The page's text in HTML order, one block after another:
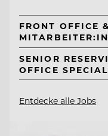
FRONT OFFICE
MITARBEITER:IN
SENIOR
OFFICE
Entdecke alle Jobs